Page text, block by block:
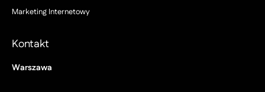
Marketing Internetowy
Kontakt
Warszawa